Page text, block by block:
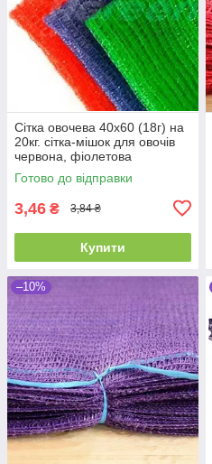
Сітка овочева 40х60 (18г) на
20кг. сітка-мішок для овочів
червона, фіолетова
Готово до відправки
3,46 ₴ 3,84 ₴
Купити
–10%